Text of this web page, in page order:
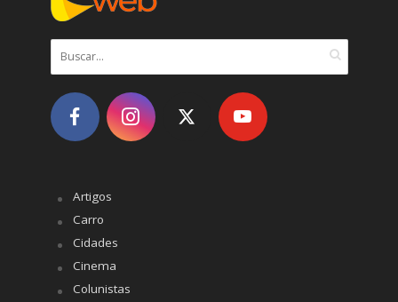
Artigos
Carro
Cidades
Cinema
Colunistas